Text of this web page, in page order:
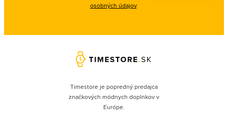
osobných údajov.
Timestore je popredný predajca
značkových módnych doplnkov v
Európe.